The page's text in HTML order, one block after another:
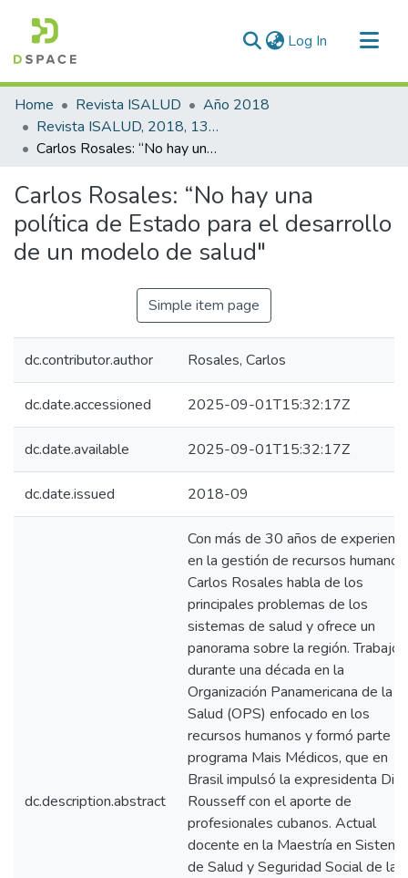
Log In (current)
Communities & Collections
All of DSpace
Statistics
Home Revista ISALUD
Año 2018
Revista ISALUD, 2018, 13(64)
Carlos Rosales: “No hay una política de Estado para el desarrollo de un modelo de salud"
Carlos Rosales: “No hay una
política de Estado para el desarrollo
de un modelo de salud"
Simple item page
dc.contributor.author Rosales, Carlos
dc.date.accessioned 2025-09-01T15:32:17Z
dc.date.available 2025-09-01T15:32:17Z
dc.date.issued 2018-09
dc.description.abstract
Con más de 30 años de
en la gestión de recursos humanos,
Carlos Rosales habla de los
principales problemas de los
sistemas de salud y ofrece un
panorama sobre la región. Trabajó
durante una década en la
Organización Panamericana de la
Salud (OPS) enfocado en los
recursos humanos y formó parte
programa Mais Médicos, que en
Brasil impulsó la expresidenta
Rousseff con el aporte de
profesionales cubanos. Actual
docente en la Maestría en
de Salud y Seguridad Social de la